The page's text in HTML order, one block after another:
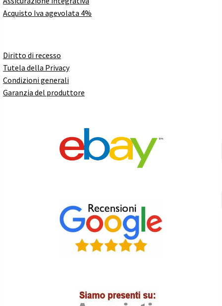
Acquisto Iva agevolata 4%
Diritto di recesso
Tutela della Privacy
Condizioni generali
Garanzia del produttore